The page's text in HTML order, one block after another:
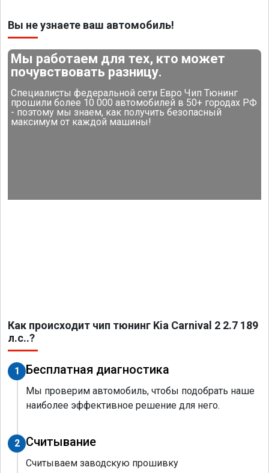
Вы не узнаете ваш автомобиль!
Мы работаем для тех, кто может
почувствовать разницу.
Специалисты федеральной сети Евро Чип Тюнинг
прошили более 10 000 автомобилей в 50+ городах РФ
- поэтому мы знаем, как получить безопасный
максимум от каждой машины!
Как происходит чип тюнинг Kia Carnival 2 2.7 189
л.с..?
1 Бесплатная диагностика
Мы проверим автомобиль, чтобы подобрать наше
наиболее эффективное решение для него.
2 Считывание
Считываем заводскую прошивку